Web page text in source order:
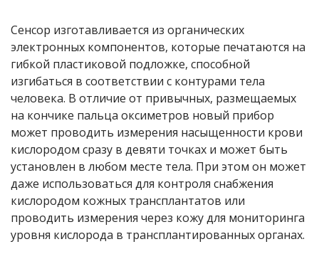
Сенсор изготавливается из органических
электронных компонентов, которые печатаются на
гибкой пластиковой подложке, способной
изгибаться в соответствии с контурами тела
человека. В отличие от привычных, размещаемых
на кончике пальца оксиметров новый прибор
может проводить измерения насыщенности крови
кислородом сразу в девяти точках и может быть
установлен в любом месте тела. При этом он может
даже использоваться для контроля снабжения
кислородом кожных трансплантатов или
проводить измерения через кожу для мониторинга
уровня кислорода в трансплантированных органах.